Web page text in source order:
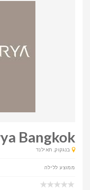
Bangkok
בנגקוק, תאילנד
ממוצע ללילה